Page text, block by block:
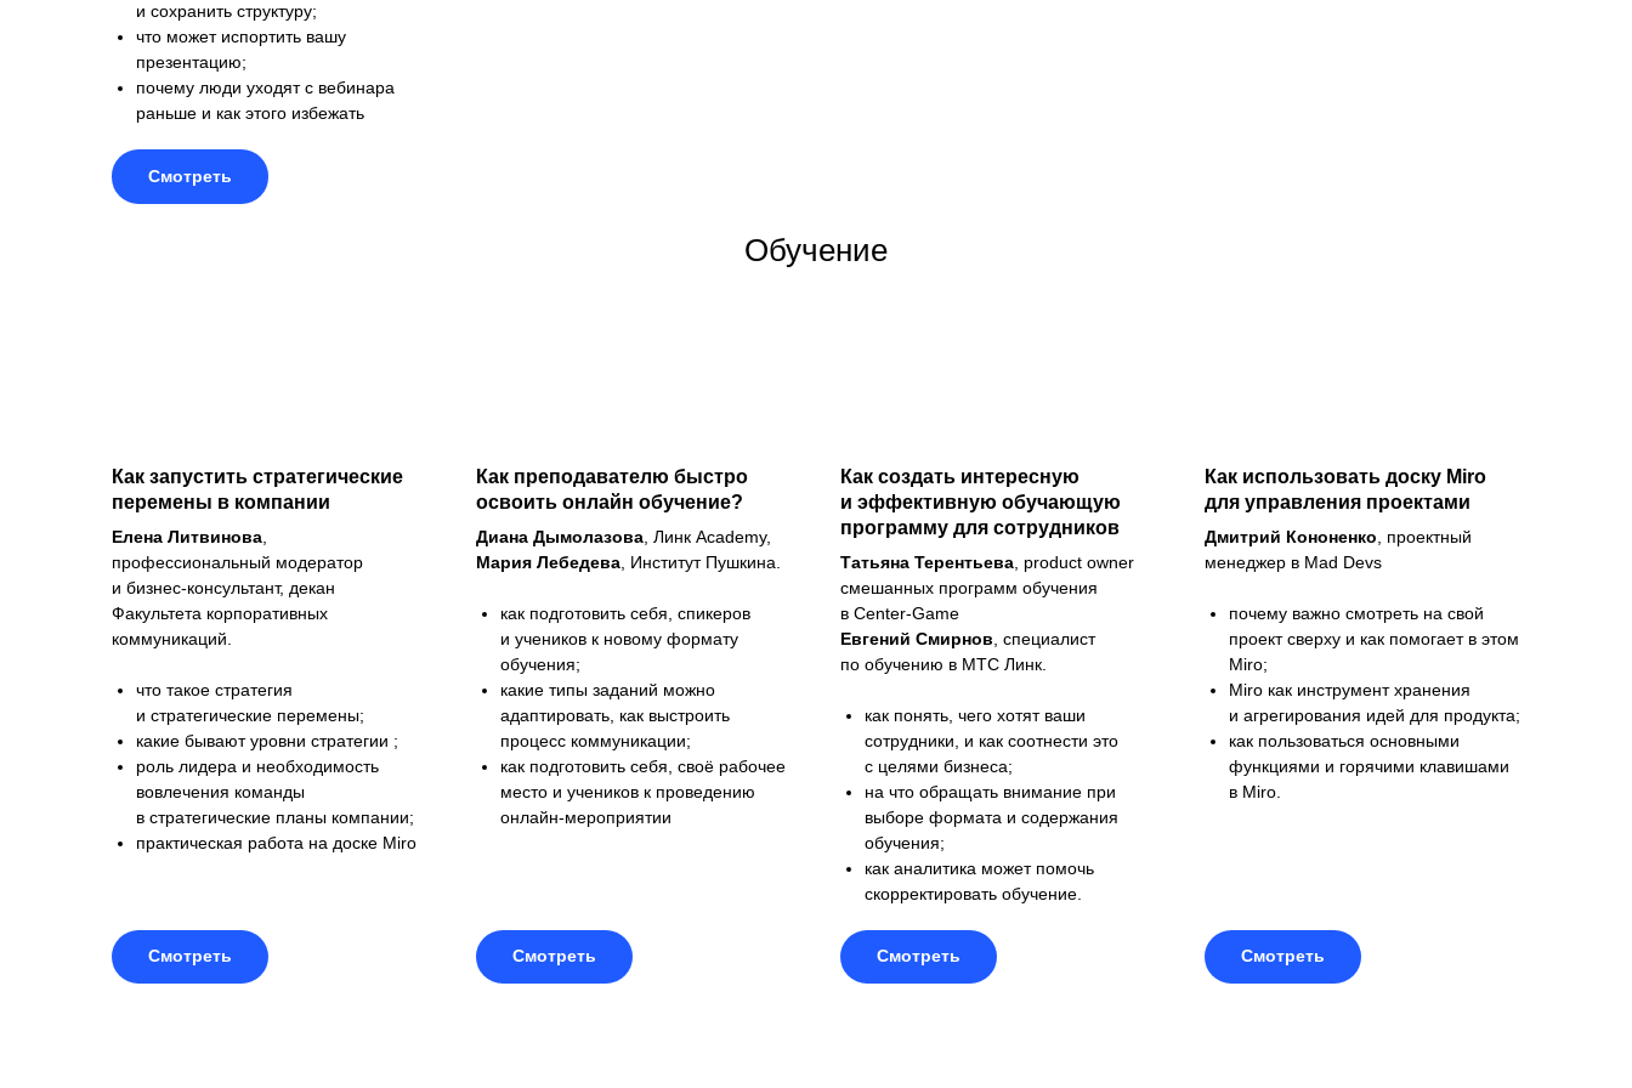
и сохранить структуру;
что может испортить вашу
презентацию;
почему люди уходят с вебинара
раньше и как этого избежать
Смотреть
Обучение
Как запустить стратегические
перемены в компании
Елена Литвинова
профессиональный модератор
и бизнес-консультант, декан
Факультета корпоративных
коммуникаций.
что такое стратегия
и стратегические перемены;
какие бывают уровни стратегии ;
роль лидера и необходимость
вовлечения команды
в стратегические планы компании;
практическая работа на доске Miro
Смотреть
Как преподавателю быстро
освоить онлайн обучение?
Диана Дымолазова , Линк Academy,
Мария Лебедева , Институт Пушкина.
как подготовить себя, спикеров
и учеников к новому формату
обучения;
какие типы заданий можно
адаптировать, как выстроить
процесс коммуникации;
как подготовить себя, своё рабочее
место и учеников к проведению
онлайн-мероприятии
Смотреть
Как создать интересную
и эффективную обучающую
программу для сотрудников
Татьяна Терентьева , product owner
смешанных программ обучения
в Center-Game
Евгений Смирнов , специалист
по обучению в МТС Линк.
как понять, чего хотят ваши
сотрудники, и как соотнести это
с целями бизнеса;
на что обращать внимание при
выборе формата и содержания
обучения;
как аналитика может помочь
скорректировать обучение.
Смотреть
Как использовать доску Miro
для управления проектами
Дмитрий Кононенко , проектный
менеджер в Mad Devs
почему важно смотреть на свой
проект сверху и как помогает в этом
Miro;
Miro как инструмент хранения
и агрегирования идей для продукта;
как пользоваться основными
функциями и горячими клавишами
в Miro.
Смотреть